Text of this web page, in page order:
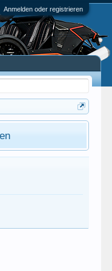
Anmelden oder registrieren